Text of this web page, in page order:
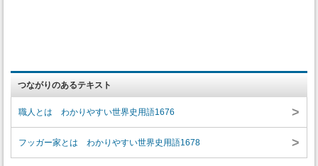
つながりのあるテキスト
職人とは わかりやすい世界史用語1676 >
フッガー家とは わかりやすい世界史用語1678 >